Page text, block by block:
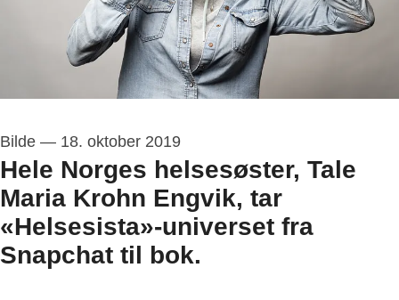
Bilde — 18. oktober 2019
Hele Norges helsesøster, Tale
Maria Krohn Engvik, tar
«Helsesista»-universet fra
Snapchat til bok.